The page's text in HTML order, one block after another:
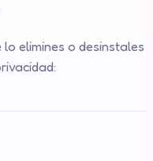
elimines o desinstales